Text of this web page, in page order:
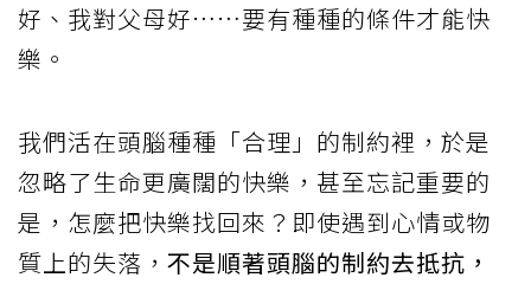
好、我對父母好……要有種種的條件才能快
樂。
我們活在頭腦種種「合理」的制約裡，於是
忽略了生命更廣闊的快樂，甚至忘記重要的
是，怎麼把快樂找回來？即使遇到心情或物
質上的失落， 不是順著頭腦的制約去抵抗，